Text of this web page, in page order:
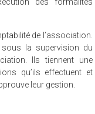
des formalités
de l’association.
sous la supervision du
Ils tiennent une
qu’ils effectuent et
leur gestion.